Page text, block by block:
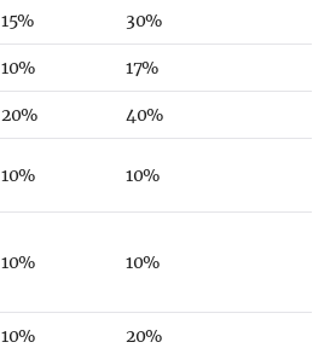
15% 30%
10% 17%
20% 40%
10% 10%
10% 10%
10% 20%